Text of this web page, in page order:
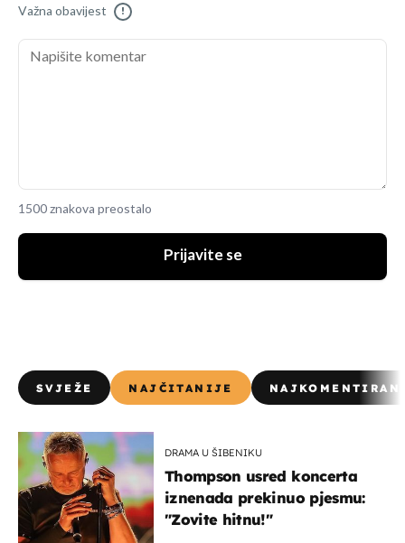
Važna obavijest !
1500 znakova preostalo
Prijavite se
SVJEŽE NAJČITANIJE
DRAMA U ŠIBENIKU
Thompson usred koncerta
iznenada prekinuo pjesmu:
"Zovite hitnu!"